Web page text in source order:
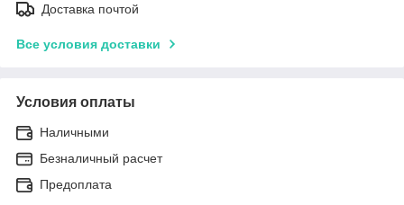
Доставка почтой
Все условия доставки
Условия оплаты
Наличными
Безналичный расчет
Предоплата